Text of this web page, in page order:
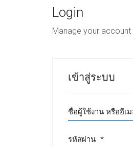
Login
Manage your
เข้าสู่ระบบ
ชื่อผู้ใช้งาน หรืออีเ
รหัสผ่าน *